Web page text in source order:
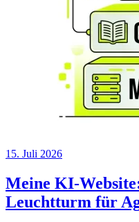
15. Juli 2026
Meine KI-
Leuchtturm für